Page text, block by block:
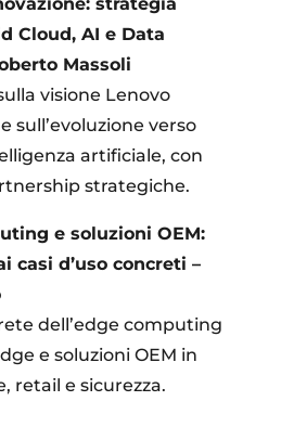
Cloud, AI e Data
Massoli
visione Lenovo
sull’evoluzione verso
artificiale, con
strategiche.
e soluzioni OEM:
casi d’uso concreti –
dell’edge computing
e soluzioni OEM in
retail e sicurezza.